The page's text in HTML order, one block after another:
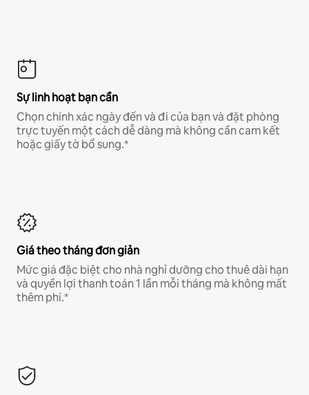
Sự linh hoạt bạn cần
Chọn chính xác ngày đến và đi của bạn và đặt phòng
trực tuyến một cách dễ dàng mà không cần cam kết
hoặc giấy tờ bổ sung.*
Giá theo tháng đơn giản
Mức giá đặc biệt cho nhà nghỉ dưỡng cho thuê dài hạn
và quyền lợi thanh toán 1 lần mỗi tháng mà không mất
thêm phí.*